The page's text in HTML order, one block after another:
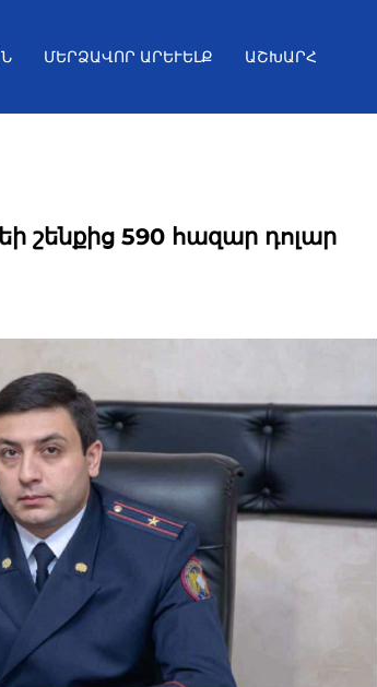
ՄԵՐՁԱՎՈՐ ԱՐԵՒԵԼՔ ԱՇԽԱՐՀ
շենքից 590 հազար դոլար